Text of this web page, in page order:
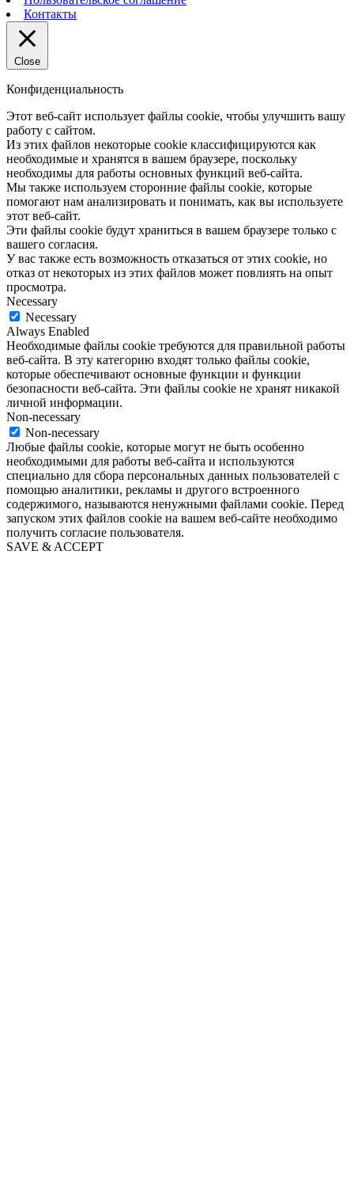
Контакты
Close
Конфиденциальность
Этот веб-сайт использует файлы cookie, чтобы улучшить вашу
работу с сайтом.
Из этих файлов некоторые cookie классифицируются как
необходимые и хранятся в вашем браузере, поскольку
необходимы для работы основных функций веб-сайта.
Мы также используем сторонние файлы cookie, которые
помогают нам анализировать и понимать, как вы используете
этот веб-сайт.
Эти файлы cookie будут храниться в вашем браузере только с
вашего согласия.
У вас также есть возможность отказаться от этих cookie, но
отказ от некоторых из этих файлов может повлиять на опыт
просмотра.
Necessary
Necessary
Always Enabled
Необходимые файлы cookie требуются для правильной работы
веб-сайта. В эту категорию входят только файлы cookie,
которые обеспечивают основные функции и функции
безопасности веб-сайта. Эти файлы cookie не хранят никакой
личной информации.
Non-necessary
Non-necessary
Любые файлы cookie, которые могут не быть особенно
необходимыми для работы веб-сайта и используются
специально для сбора персональных данных пользователей с
помощью аналитики, рекламы и другого встроенного
содержимого, называются ненужными файлами cookie. Перед
запуском этих файлов cookie на вашем веб-сайте необходимо
получить согласие пользователя.
SAVE & ACCEPT